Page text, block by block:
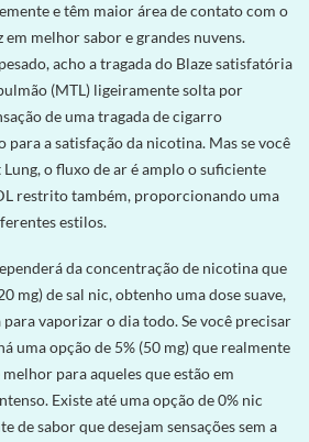
e têm maior área de contato com o
melhor sabor e grandes nuvens.
acho a tragada do Blaze satisfatória
(MTL) ligeiramente solta por
de uma tragada de cigarro
a satisfação da nicotina. Mas se você
o fluxo de ar é amplo o suficiente
restrito também, proporcionando uma
estilos.
da concentração de nicotina que
mg) de sal nic, obtenho uma dose suave,
vaporizar o dia todo. Se você precisar
uma opção de 5% (50 mg) que realmente
para aqueles que estão em
Existe até uma opção de 0% nic
de sabor que desejam sensações sem a